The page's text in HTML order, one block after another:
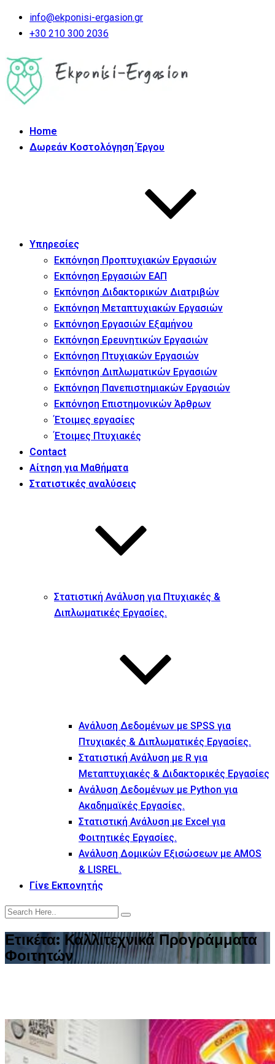
info@ekponisi-ergasion.gr
+30 210 300 2036
Home
Δωρεάν Κοστολόγηση Έργου
Υπηρεσίες
Εκπόνηση Προπτυχιακών Εργασιών
Εκπόνηση Εργασιών ΕΑΠ
Εκπόνηση Διδακτορικών Διατριβών
Εκπόνηση Μεταπτυχιακών Εργασιών
Εκπόνηση Εργασιών Εξαμήνου
Εκπόνηση Ερευνητικών Εργασιών
Εκπόνηση Πτυχιακών Εργασιών
Εκπόνηση Διπλωματικών Εργασιών
Εκπόνηση Πανεπιστημιακών Εργασιών
Εκπόνηση Επιστημονικών Άρθρων
Έτοιμες εργασίες
Έτοιμες Πτυχιακές
Contact
Αίτηση για Μαθήματα
Στατιστικές αναλύσεις
Στατιστική Ανάλυση για Πτυχιακές &
Διπλωματικές Εργασίες.
Ανάλυση Δεδομένων με SPSS για
Πτυχιακές & Διπλωματικές Εργασίες.
Στατιστική Ανάλυση με R για
Μεταπτυχιακές & Διδακτορικές Εργασίες
Ανάλυση Δεδομένων με Python για
Ακαδημαϊκές Εργασίες.
Στατιστική Ανάλυση με Excel για
Φοιτητικές Εργασίες.
Ανάλυση Δομικών Εξισώσεων με AMOS
& LISREL.
Γίνε Εκπονητής
Ετικέτα: Καλλιτεχνικά Προγράμματα
Φοιτητών